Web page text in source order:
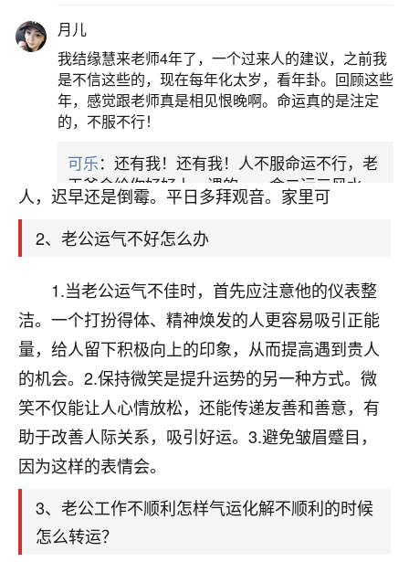
方法有：戒杀放生。人的冤亲债主多得不得
了，他们会障碍人的运气。只有戒杀放生，化解这
些怨气，人才会顺起来。以后不能吃海鲜，不能吃
活的，要吃就吃人家弄好的，否则，冤魂一大堆，
不但运气不好，还有病。要多放生，甲鱼乌龟鲤鱼
泥鳅等等都可以。其次，孝敬父母。不孝顺父母的
人，迟早还是倒霉。平日多拜观音。家里可
2、老公运气不好怎么办
1.当老公运气不佳时，首先应注意他的仪表整
洁。一个打扮得体、精神焕发的人更容易吸引正能
量，给人留下积极向上的印象，从而提高遇到贵人
的机会。2.保持微笑是提升运势的另一种方式。微
笑不仅能让人心情放松，还能传递友善和善意，有
助于改善人际关系，吸引好运。3.避免皱眉蹙目，
因为这样的表情会。
3、老公工作不顺利怎样气运化解不顺利的时候
怎么转运？
月儿
我结缘慧来老师4年了，一个过来人的建议，之前我
是不信这些的，现在每年化太岁，看年卦。回顾这些
年，感觉跟老师真是相见恨晚啊。命运真的是注定
的，不服不行！
可乐：还有我！还有我！人不服命运不行，老
天爷会给你好好上一课的。一命二运三风水，
哪样不服都不行！
平安是福：我也是每年找老师化太岁，看年
卦，认识老师3年了，都是缘分啊！
17分钟前 来自湖北 19
心若莲花
我是做餐饮的，这两年，生意屡屡受挫，店开一家关
一家，要么生意不好，生意好的就出事。前些年攒的
家底快败光了，真是倒霉！我也想找人看看到底怎么
回事？
鹿森：你可以找老师看看，人有时不服命不行
太阳当空赵：我也做餐饮的，生意不算大，但
是我从找店开始都是找慧来老师跟进的，选